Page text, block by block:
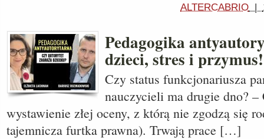
ALTERCABRIO |
Pedagogika
dzieci, stres i
Czy status funkcjonariusza
nauczycieli ma drugie dno?
wystawienie złej oceny, z którą nie zgodzą się
tajemnicza furtka prawna). Trwają prace […]